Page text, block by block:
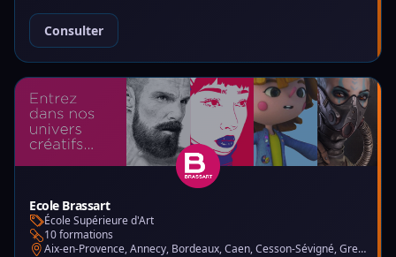
Consulter
Ecole Brassart
École Supérieure d'Art
10 formations
Aix-en-Provence, Annecy, Bordeaux, Caen, Cesson-Sévigné, Grenoble, Lille, Lyon, Montpellier, Nantes, Nice, Paris, Toulouse, Tours